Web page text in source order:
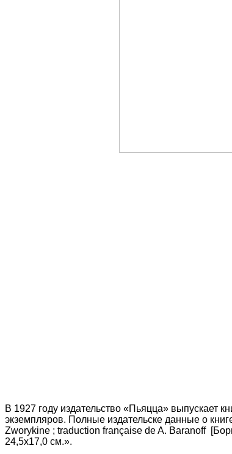
В 1927 году издательство «Пьяцца» выпускает
экземпляров. Полные издательске данные о
Zworykine ; traduction française de A. Baranoff
24,5х17,0 см.».